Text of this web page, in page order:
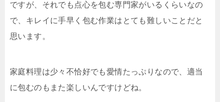
ですが、それでも点心を包む専門家がいるくらいなの
で、キレイに手早く包む作業はとても難しいことだと
思います。
家庭料理は少々不恰好でも愛情たっぷりなので、適当
に包むのもまた楽しいんですけどね。